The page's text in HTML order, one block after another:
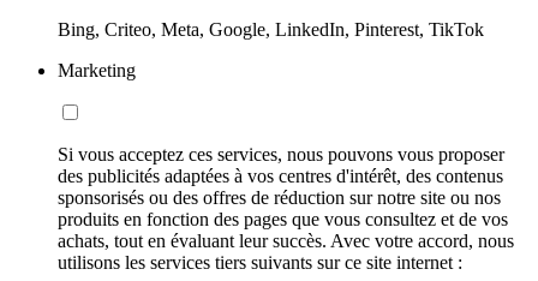
Bing, Criteo, Meta, Google, LinkedIn, Pinterest, TikTok
Marketing
Si vous acceptez ces services, nous pouvons vous proposer
des publicités adaptées à vos centres d'intérêt, des contenus
sponsorisés ou des offres de réduction sur notre site ou nos
produits en fonction des pages que vous consultez et de vos
achats, tout en évaluant leur succès. Avec votre accord, nous
utilisons les services tiers suivants sur ce site internet :